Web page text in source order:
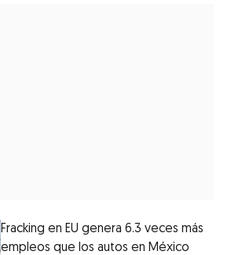
Fracking en EU genera 6.3 veces más
empleos que los autos en México